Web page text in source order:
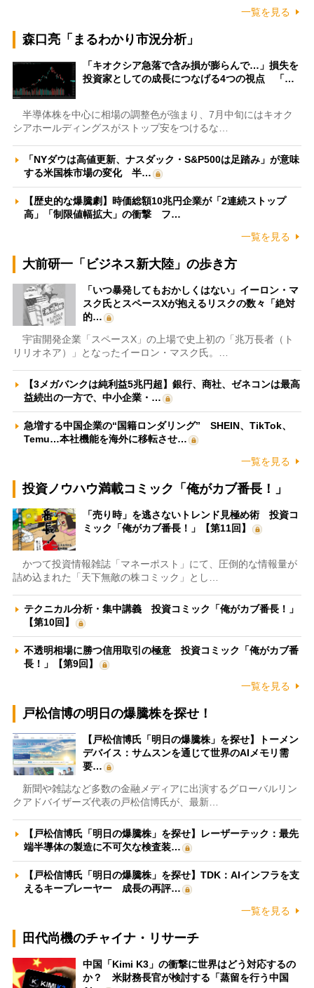
一覧を見る
森口亮「まるわかり市況分析」
「キオクシア急落で含み損が膨らんで…」損失を
投資家としての成長につなげる4つの視点 「…
半導体株を中心に相場の調整色が強まり、7月中旬にはキオク
シアホールディングスがストップ安をつけるな…
「NYダウは高値更新、ナスダック・S&P500は足踏み」が意味
する米国株市場の変化 半…
【歴史的な爆騰劇】時価総額10兆円企業が「2連続ストップ
高」「制限値幅拡大」の衝撃 フ…
一覧を見る
大前研一「ビジネス新大陸」の歩き方
「いつ暴発してもおかしくはない」イーロン・マ
スク氏とスペースXが抱えるリスクの数々「絶対
的…
宇宙開発企業「スペースX」の上場で史上初の「兆万長者（ト
リリオネア）」となったイーロン・マスク氏。…
【3メガバンクは純利益5兆円超】銀行、商社、ゼネコンは最高
益続出の一方で、中小企業・…
急増する中国企業の“国籍ロンダリング” SHEIN、TikTok、
Temu…本社機能を海外に移転させ…
一覧を見る
投資ノウハウ満載コミック「俺がカブ番長！」
「売り時」を逃さないトレンド見極め術 投資コ
ミック「俺がカブ番長！」【第11回】
かつて投資情報雑誌「マネーポスト」にて、圧倒的な情報量が
詰め込まれた「天下無敵の株コミック」とし…
テクニカル分析・集中講義 投資コミック「俺がカブ番長！」
【第10回】
不透明相場に勝つ信用取引の極意 投資コミック「俺がカブ番
長！」【第9回】
一覧を見る
戸松信博の明日の爆騰株を探せ！
【戸松信博氏「明日の爆騰株」を探せ】トーメン
デバイス：サムスンを通じて世界のAIメモリ需
要…
新聞や雑誌など多数の金融メディアに出演するグローバルリン
クアドバイザーズ代表の戸松信博氏が、最新…
【戸松信博氏「明日の爆騰株」を探せ】レーザーテック：最先
端半導体の製造に不可欠な検査装…
【戸松信博氏「明日の爆騰株」を探せ】TDK：AIインフラを支
えるキープレーヤー 成長の再評…
一覧を見る
田代尚機のチャイナ・リサーチ
中国「Kimi K3」の衝撃に世界はどう対応するの
か？ 米財務長官が検討する「蒸留を行う中国